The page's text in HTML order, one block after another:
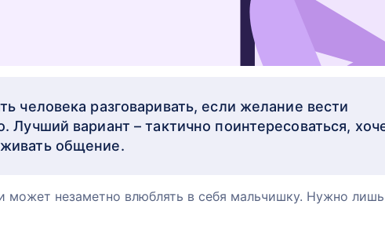
человека разговаривать, если желание вести
Лучший вариант – тактично поинтересоваться,
общение.
может незаметно влюблять в себя мальчишку. Нужно лишь